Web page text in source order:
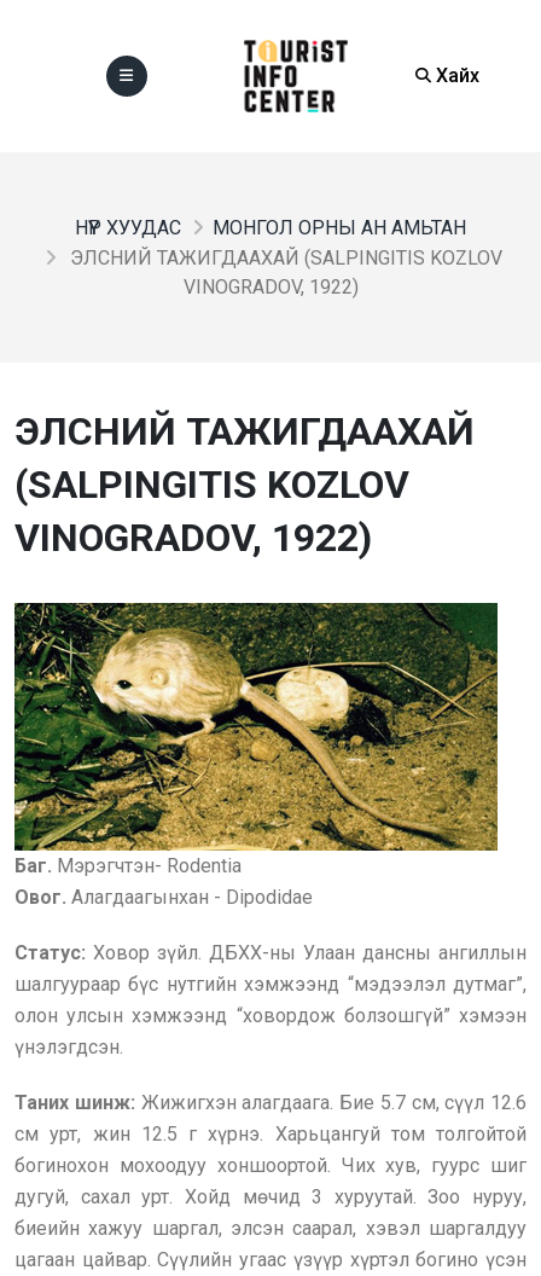
Хайх
НҮҮР ХУУДАС
МОНГОЛ ОРНЫ АН АМЬТАН
ЭЛСНИЙ ТАЖИГДААХАЙ (SALPINGITIS KOZLOV
VINOGRADOV, 1922)
ЭЛСНИЙ ТАЖИГДААХАЙ
(SALPINGITIS KOZLOV
VINOGRADOV, 1922)
Баг. Мэрэгчтэн- Rodentia
Овог. Алагдаагынхан - Dipodidae
Статус: Ховор зүйл. ДБХХ-ны Улаан дансны ангиллын
шалгуураар бүс нутгийн хэмжээнд “мэдээлэл дутмаг”,
олон улсын хэмжээнд “ховордож болзошгүй” хэмээн
үнэлэгдсэн.
Таних шинж: Жижигхэн алагдаага. Бие 5.7 см, сүүл 12.6
см урт, жин 12.5 г хүрнэ. Харьцангуй том толгойтой
богинохон мохоодуу хоншоортой. Чих хув, гуурс шиг
дугуй, сахал урт. Хойд мөчид 3 хуруутай. Зоо нуруу,
биеийн хажуу шаргал, элсэн саарал, хэвэл шаргалдуу
цагаан цайвар. Сүүлийн угаас үзүүр хүртэл богино үсэн